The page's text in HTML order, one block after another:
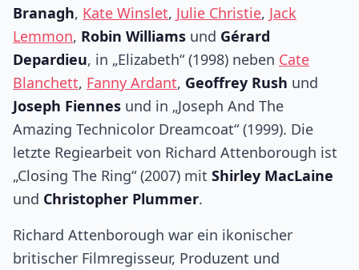
Branagh, Kate Winslet, Julie Christie, Jack
Lemmon, Robin Williams und Gérard
Depardieu, in „Elizabeth“ (1998) neben Cate
Blanchett, Fanny Ardant, Geoffrey Rush und
Joseph Fiennes und in „Joseph And The
Amazing Technicolor Dreamcoat“ (1999). Die
letzte Regiearbeit von Richard Attenborough ist
„Closing The Ring“ (2007) mit Shirley MacLaine
und Christopher Plummer.
Richard Attenborough war ein ikonischer
britischer Filmregisseur, Produzent und